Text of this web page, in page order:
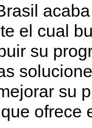
el cual
su
su
ofrece